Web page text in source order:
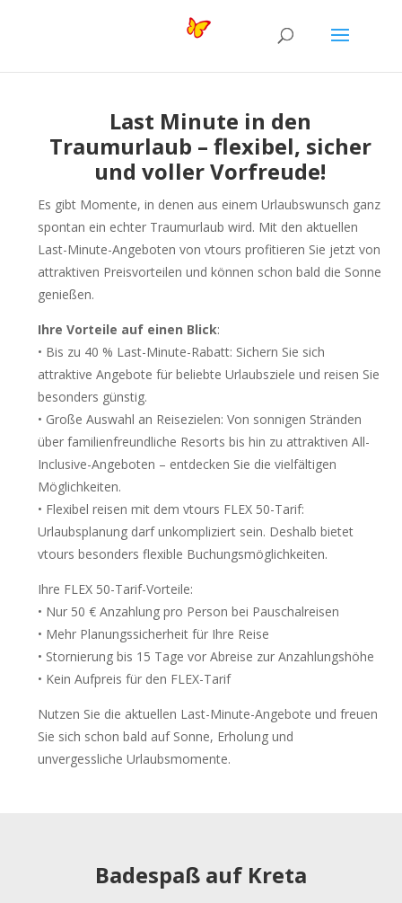
Last Minute in den
Traumurlaub – flexibel, sicher
und voller Vorfreude!
Es gibt Momente, in denen aus einem Urlaubswunsch ganz
spontan ein echter Traumurlaub wird. Mit den aktuellen
Last-Minute-Angeboten von vtours profitieren Sie jetzt von
attraktiven Preisvorteilen und können schon bald die Sonne
genießen.
Ihre Vorteile auf einen Blick:
• Bis zu 40 % Last-Minute-Rabatt: Sichern Sie sich
attraktive Angebote für beliebte Urlaubsziele und reisen Sie
besonders günstig.
• Große Auswahl an Reisezielen: Von sonnigen Stränden
über familienfreundliche Resorts bis hin zu attraktiven All-
Inclusive-Angeboten – entdecken Sie die vielfältigen
Möglichkeiten.
• Flexibel reisen mit dem vtours FLEX 50-Tarif:
Urlaubsplanung darf unkompliziert sein. Deshalb bietet
vtours besonders flexible Buchungsmöglichkeiten.
Ihre FLEX 50-Tarif-Vorteile:
• Nur 50 € Anzahlung pro Person bei Pauschalreisen
• Mehr Planungssicherheit für Ihre Reise
• Stornierung bis 15 Tage vor Abreise zur Anzahlungshöhe
• Kein Aufpreis für den FLEX-Tarif
Nutzen Sie die aktuellen Last-Minute-Angebote und freuen
Sie sich schon bald auf Sonne, Erholung und
unvergessliche Urlaubsmomente.
Badespaß auf Kreta